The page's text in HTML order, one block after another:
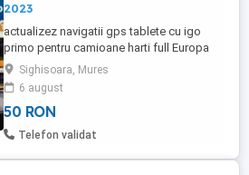
2023
actualizez navigatii gps tablete cu igo
primo pentru camioane harti full Europa
2023Sighisoara, Mures
6 august
50 RON
Telefon validat